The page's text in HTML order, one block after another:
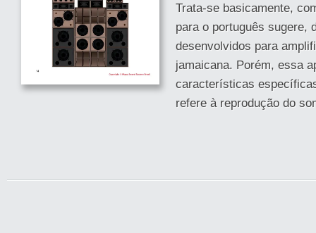
Trata-se basicamente,
para o português sugere,
desenvolvidos para
jamaicana. Porém, essa
características
refere à reprodução do